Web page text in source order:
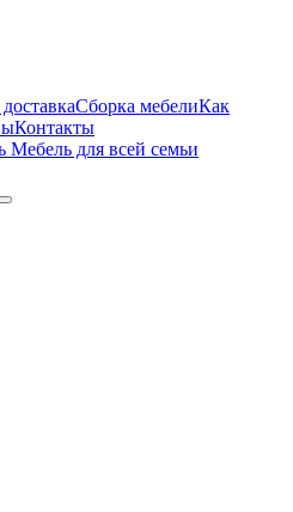
Сборка мебелиКак
Контакты
Мебель для всей семьи